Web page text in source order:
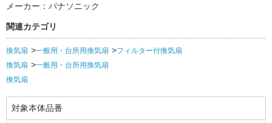
メーカー：パナソニック
関連カテゴリ
換気扇 一般用・台所用換気扇
フィルター付換気扇
換気扇
一般用・台所用換気扇
換気扇
対象本体品番